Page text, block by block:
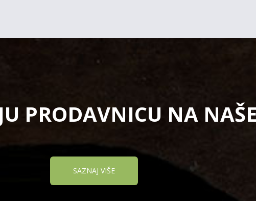
PRODAVNICU NA
SAZNAJ VIŠE